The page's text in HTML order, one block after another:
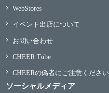
WebStores
イベント出店について
お問い合わせ
CHEER Tube
CHEERの偽者にご注意ください
ソーシャルメディア